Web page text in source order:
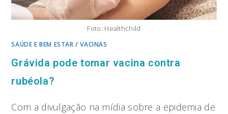
Foto: Healthchild
SAÚDE E BEM ESTAR /VACINAS
Grávida pode tomar vacina contra
rubéola?
Com a divulgação na mídia sobre a epidemia de